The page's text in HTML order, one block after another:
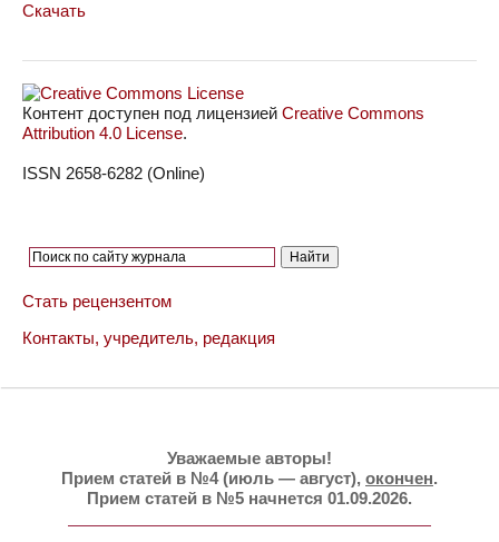
Скачать
Контент доступен под лицензией Creative Commons
Attribution 4.0 License.
ISSN 2658-6282 (Online)
Стать рецензентом
Контакты, учредитель, редакция
Уважаемые авторы!
Прием статей в №4 (июль — август), окончен.
Прием статей в №5 начнется 01.09.2026.